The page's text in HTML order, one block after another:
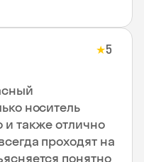
★5
носитель
и также отлично
проходят на
понятно